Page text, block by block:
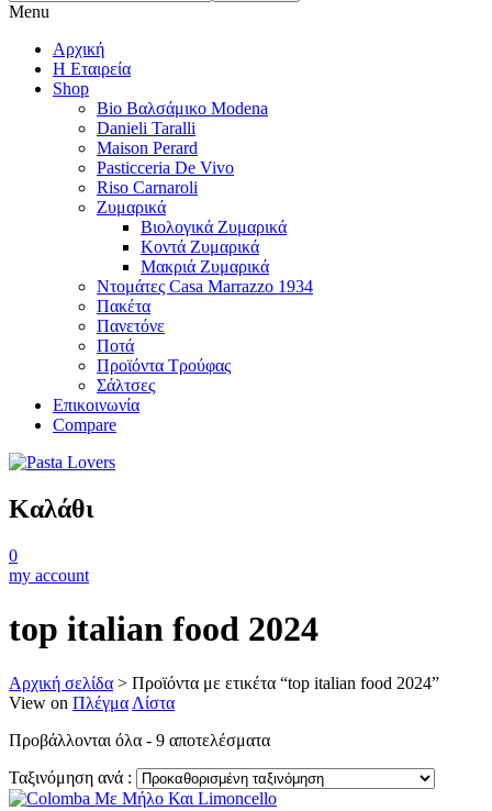
Menu
Αρχική
Η Εταιρεία
Shop
Bio Βαλσάμικο Modena
Danieli Taralli
Maison Perard
Pasticceria De Vivo
Riso Carnaroli
Ζυμαρικά
Βιολογικά Ζυμαρικά
Κοντά Ζυμαρικά
Μακριά Ζυμαρικά
Ντομάτες Casa Marrazzo 1934
Πακέτα
Πανετόνε
Ποτά
Προϊόντα Τρούφας
Σάλτσες
Επικοινωνία
Compare
Καλάθι
0
my account
top italian food 2024
Αρχική σελίδα > Προϊόντα με ετικέτα “top italian food 2024”
View on Πλέγμα Λίστα
Προβάλλονται όλα - 9 αποτελέσματα
Ταξινόμηση ανά :